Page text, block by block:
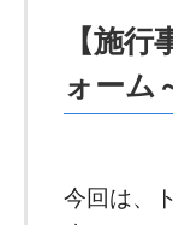
【施
ォーム
今回は、